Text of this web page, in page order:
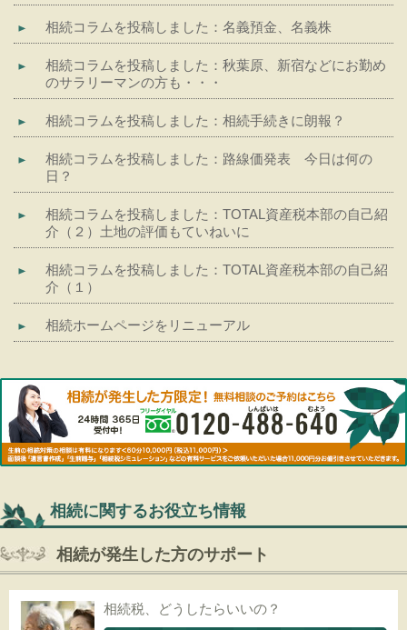
相続コラムを投稿しました：名義預金、名義株
相続コラムを投稿しました：秋葉原、新宿などにお勤め
のサラリーマンの方も・・・
相続コラムを投稿しました：相続手続きに朗報？
相続コラムを投稿しました：路線価発表 今日は何の
日？
相続コラムを投稿しました：TOTAL資産税本部の自己紹
介（２）土地の評価もていねいに
相続コラムを投稿しました：TOTAL資産税本部の自己紹
介（１）
相続ホームページをリニューアル
相続に関するお役立ち情報
相続が発生した方のサポート
相続税、どうしたらいいの？